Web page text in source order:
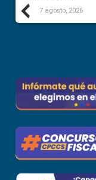
Previous
7 agosto, 2026